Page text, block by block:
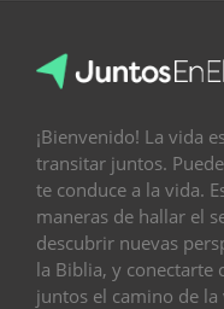
¡Bienvenido! La vida
transitar juntos.
te conduce a la vida.
maneras de hallar el
descubrir nuevas
la Biblia, y conectarte
juntos el camino de la